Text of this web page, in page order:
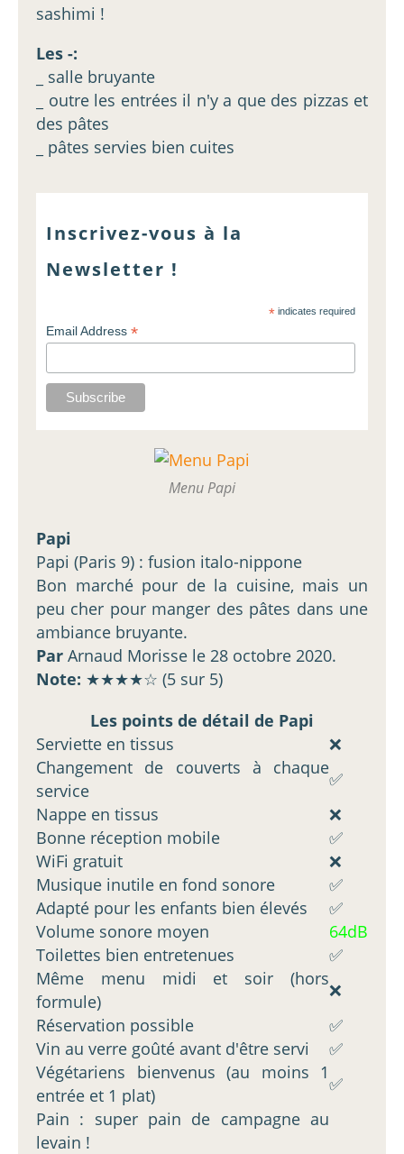
sashimi !
Les -:
_ salle bruyante
_ outre les entrées il n'y a que des pizzas et
des pâtes
_ pâtes servies bien cuites
Inscrivez-vous à la
Newsletter !
*indicates required
Email Address*
Menu Papi
Papi
Papi (Paris 9) : fusion italo-nippone
Bon marché pour de la cuisine, mais un
peu cher pour manger des pâtes dans une
ambiance bruyante.
Par Arnaud Morisse le 28 octobre 2020.
Note: ★★★★☆ (5 sur 5)
Les points de détail de Papi
Serviette en tissus
❌
Changement de couverts à chaque
service
✅
Nappe en tissus
❌
Bonne réception mobile
✅
WiFi gratuit
❌
Musique inutile en fond sonore
✅
Adapté pour les enfants bien élevés
✅
Volume sonore moyen
64dB
Toilettes bien entretenues
✅
Même menu midi et soir (hors
formule)
❌
Réservation possible
✅
Vin au verre goûté avant d'être servi
✅
Végétariens bienvenus (au moins 1
entrée et 1 plat)
✅
Pain : super pain de campagne au
levain !